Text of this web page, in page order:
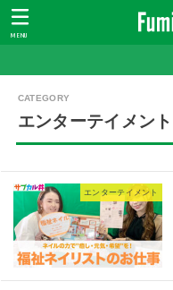
MENU
エンターテイメント
エンターテイメント